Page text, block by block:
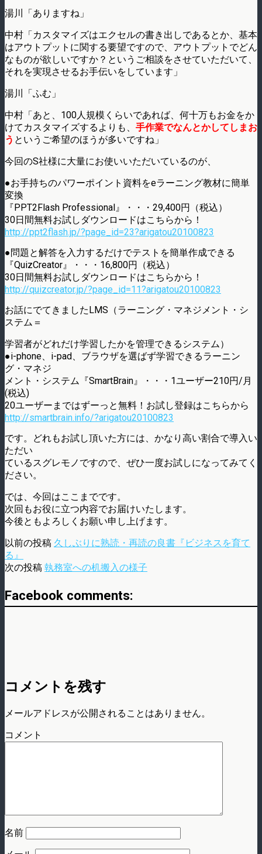
湯川「ありますね」
中村「カスタマイズはエクセルの書き出しであるとか、基本
はアウトプットに関する要望ですので、アウトプットでどん
なものが欲しいですか？というご相談をさせていただいて、
それを実現させるお手伝いをしています」
湯川「ふむ」
中村「あと、100人規模くらいであれば、何十万もお金をか
けてカスタマイズするよりも、 手作業でなんとかしてしまお
う というご希望のほうが多いですね」
今回のS社様に大量にお使いいただいているのが、
●お手持ちのパワーポイント資料をeラーニング教材に簡単
変換
『PPT2Flash Professional』・・・29,400円（税込）
30日間無料お試しダウンロードはこちらから！
http://ppt2flash.jp/?page_id=23?arigatou20100823
●問題と解答を入力するだけでテストを簡単作成できる
『QuizCreator』・・・16,800円（税込）
30日間無料お試しダウンロードはこちらから！
http://quizcreator.jp/?page_id=11?arigatou20100823
お話にでてきましたLMS（ラーニング・マネジメント・シ
ステム＝
学習者がどれだけ学習したかを管理できるシステム）
●i-phone、i-pad、ブラウザを選ばず学習できるラーニン
グ・マネジ
メント・システム『SmartBrain』・・・1ユーザー210円/月
(税込)
20ユーザーまではずーっと無料！お試し登録はこちらから
http://smartbrain.info/?arigatou20100823
です。どれもお試し頂いた方には、かなり高い割合で導入い
ただい
ているスグレモノですので、ぜひ一度お試しになってみてく
ださい。
では、今回はここまでです。
次回もお役に立つ内容でお届けいたします。
今後ともよろしくお願い申し上げます。
以前の投稿 久しぶりに熟読・再読の良書『ビジネスを育て
る』
次の投稿 執務室への机搬入の様子
Facebook comments:
コメントを残す
メールアドレスが公開されることはありません。
コメント
名前